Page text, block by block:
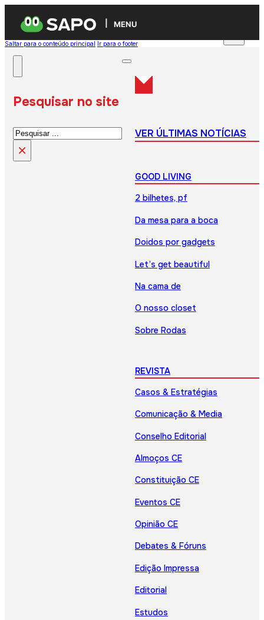
MENU
Saltar para o conteúdo principal Ir para o footer
Pesquisar no site
Pesquisar
×
VER ÚLTIMAS NOTÍCIAS
GOOD LIVING
2 bilhetes, pf
Da mesa para a boca
Doidos por gadgets
Let’s get beautiful
Na cama de
O nosso closet
Sobre Rodas
REVISTA
Casos & Estratégias
Comunicação & Media
Conselho Editorial
Almoços CE
Constituição CE
Eventos CE
Opinião CE
Debates & Fóruns
Edição Impressa
Editorial
Estudos